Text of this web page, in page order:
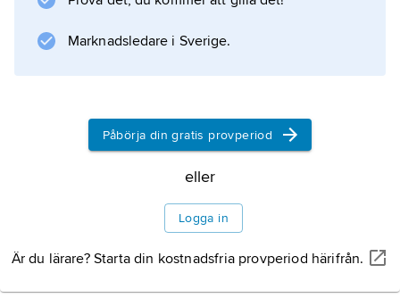
bomullsplantager.
Information om artikeln
Marknadsledare i Sverige.
Påbörja din gratis provperiod
eller
Logga in
Är du lärare? Starta din kostnadsfria provperiod härifrån.